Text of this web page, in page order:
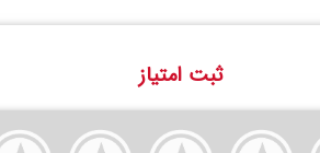
ثبت امتیاز